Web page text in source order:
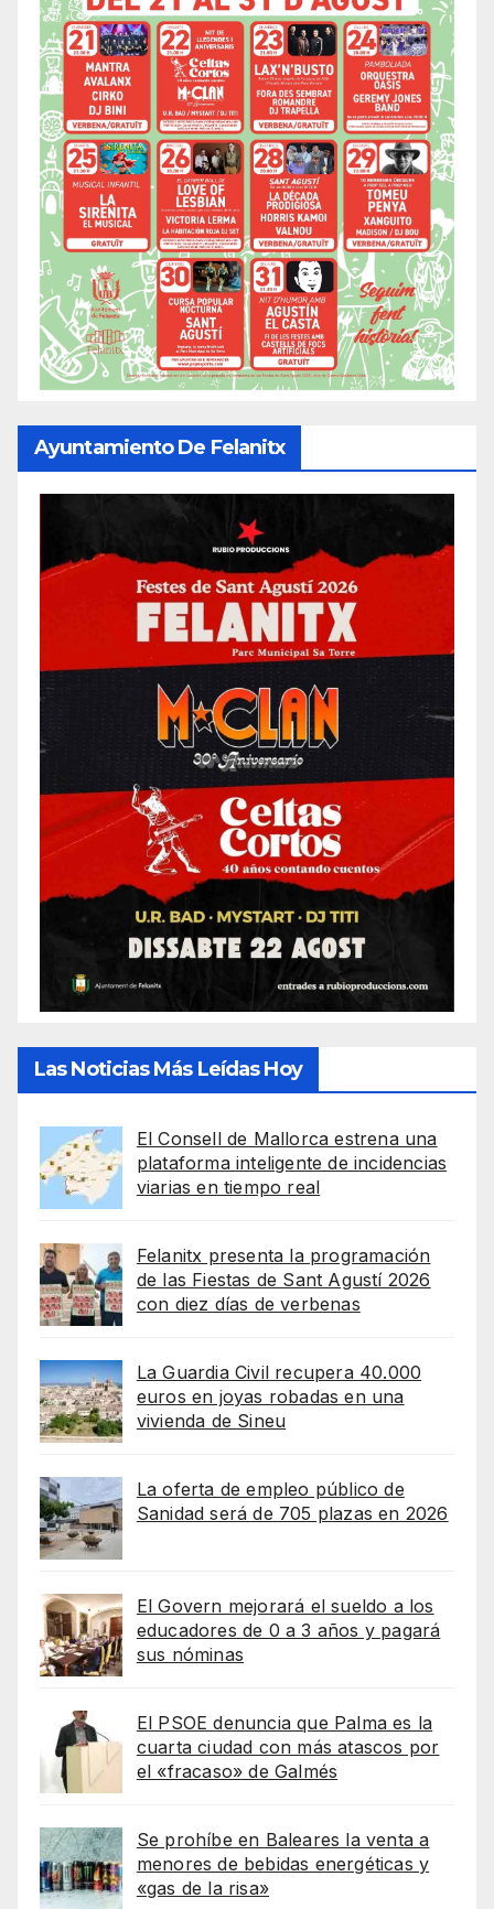
Ayuntamiento De Felanitx
Las Noticias Más Leídas Hoy
El Consell de Mallorca estrena una
plataforma inteligente de incidencias
viarias en tiempo real
Felanitx presenta la programación
de las Fiestas de Sant Agustí 2026
con diez días de verbenas
La Guardia Civil recupera 40.000
euros en joyas robadas en una
vivienda de Sineu
La oferta de empleo público de
Sanidad será de 705 plazas en 2026
El Govern mejorará el sueldo a los
educadores de 0 a 3 años y pagará
sus nóminas
El PSOE denuncia que Palma es la
cuarta ciudad con más atascos por
el «fracaso» de Galmés
Se prohíbe en Baleares la venta a
menores de bebidas energéticas y
«gas de la risa»